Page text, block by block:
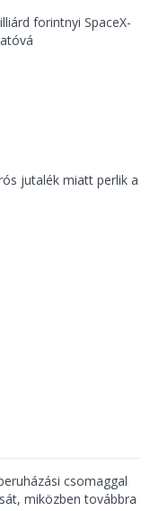
forintnyi SpaceX-
jutalék miatt perlik a
csomaggal
miközben továbbra